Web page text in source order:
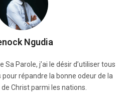
Ngudia
Sa Parole, j’ai le désir d’utiliser tous
pour répandre la bonne odeur de la
Christ parmi les nations.